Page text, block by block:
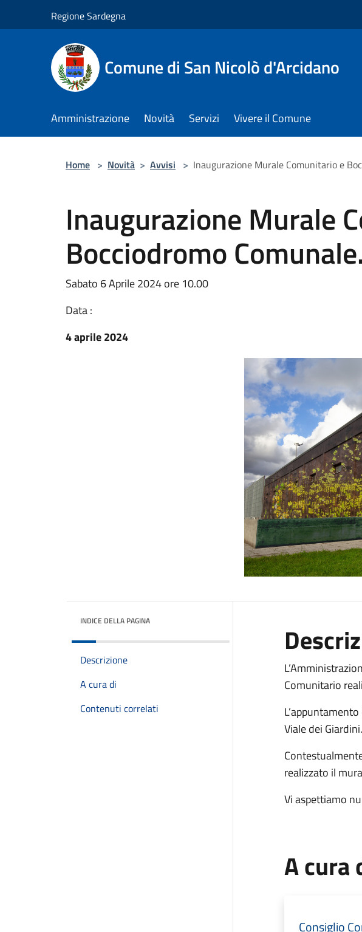
Regione Sardegna
Comune di San Nicolò d'Arcidano
Amministrazione Novità Servizi Vivere il Comune
Home > Novità > Avvisi > Inaugurazione Murale Comunitario e
Inaugurazione Murale
Bocciodromo Comunale.
Sabato 6 Aprile 2024 ore 10.00
Data :
4 aprile 2024
INDICE DELLA PAGINA
Descrizione
A cura di
Contenuti correlati
Comunitario
Viale dei Giardini.
realizzato il
Vi aspettiamo
A cura
Consiglio